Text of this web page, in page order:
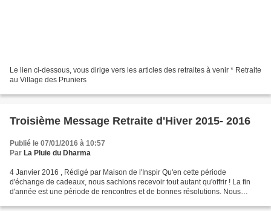
Le lien ci-dessous, vous dirige vers les articles des retraites à venir * Retraite
au Village des Pruniers
Troisième Message Retraite d'Hiver 2015- 2016
Publié le 07/01/2016 à 10:57
Par La Pluie du Dharma
4 Janvier 2016 , Rédigé par Maison de l'Inspir Qu'en cette période
d'échange de cadeaux, nous sachions recevoir tout autant qu'offrir ! La fin
d'année est une période de rencontres et de bonnes résolutions. Nous